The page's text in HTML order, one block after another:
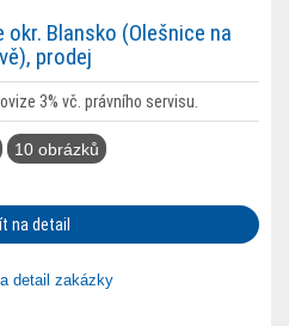
okr. Blansko (Olešnice na
prodej
3% vč. právního servisu.
10 obrázků
na detail